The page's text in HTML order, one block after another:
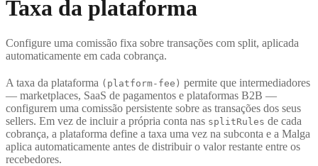
Taxa da plataforma
Configure uma comissão fixa sobre transações com split, aplicada
automaticamente em cada cobrança.
A taxa da plataforma (platform-fee) permite que intermediadores
— marketplaces, SaaS de pagamentos e plataformas B2B —
configurem uma comissão persistente sobre as transações dos seus
sellers. Em vez de incluir a própria conta nas splitRules de cada
cobrança, a plataforma define a taxa uma vez na subconta e a Malga
aplica automaticamente antes de distribuir o valor restante entre os
recebedores.